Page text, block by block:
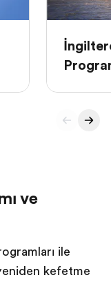
ve
ile
keşfetme